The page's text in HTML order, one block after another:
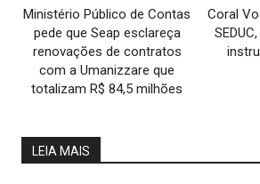
Ministério Público de Contas
pede que Seap esclareça
renovações de contratos
com a Umanizzare que
totalizam R$ 84,5 milhões
Coral
LEIA MAIS